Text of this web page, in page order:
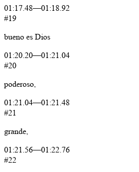
01:17.48—01:18.92
#19
bueno es Dios
01:20.20—01:21.04
#20
poderoso,
01:21.04—01:21.48
#21
grande,
01:21.56—01:22.76
#22